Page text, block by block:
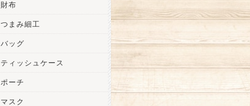
財布
つまみ細工
バッグ
ティッシュケース
ポーチ
マスク